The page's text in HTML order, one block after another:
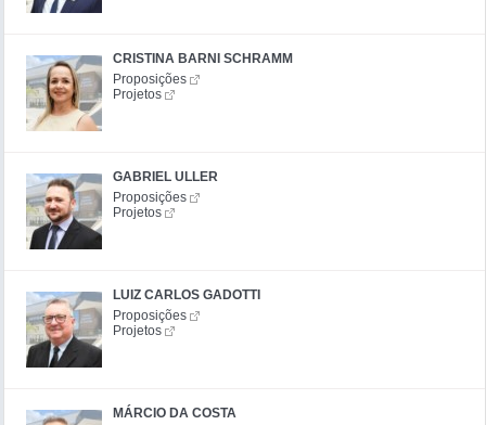
CRISTINA BARNI SCHRAMM
Proposições
Projetos
GABRIEL ULLER
Proposições
Projetos
LUIZ CARLOS GADOTTI
Proposições
Projetos
MÁRCIO DA COSTA